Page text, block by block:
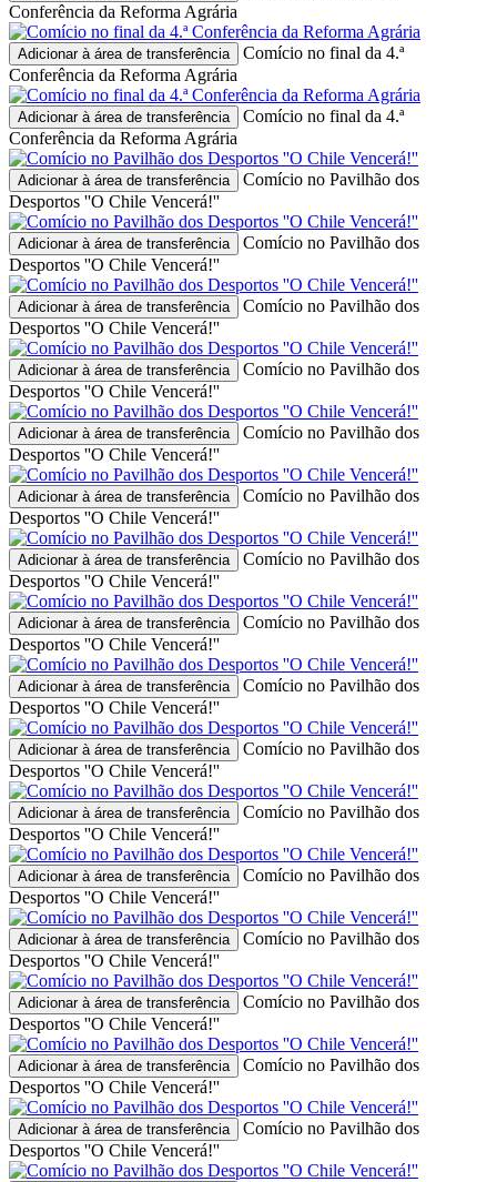
Conferência da Reforma Agrária
Adicionar à área de transferência
Comício no final da 4.ª
Conferência da Reforma Agrária
Adicionar à área de transferência
Comício no final da 4.ª
Conferência da Reforma Agrária
Adicionar à área de transferência
Comício no Pavilhão dos
Desportos ''O Chile Vencerá!''
Adicionar à área de transferência
Comício no Pavilhão dos
Desportos ''O Chile Vencerá!''
Adicionar à área de transferência
Comício no Pavilhão dos
Desportos ''O Chile Vencerá!''
Adicionar à área de transferência
Comício no Pavilhão dos
Desportos ''O Chile Vencerá!''
Adicionar à área de transferência
Comício no Pavilhão dos
Desportos ''O Chile Vencerá!''
Adicionar à área de transferência
Comício no Pavilhão dos
Desportos ''O Chile Vencerá!''
Adicionar à área de transferência
Comício no Pavilhão dos
Desportos ''O Chile Vencerá!''
Adicionar à área de transferência
Comício no Pavilhão dos
Desportos ''O Chile Vencerá!''
Adicionar à área de transferência
Comício no Pavilhão dos
Desportos ''O Chile Vencerá!''
Adicionar à área de transferência
Comício no Pavilhão dos
Desportos ''O Chile Vencerá!''
Adicionar à área de transferência
Comício no Pavilhão dos
Desportos ''O Chile Vencerá!''
Adicionar à área de transferência
Comício no Pavilhão dos
Desportos ''O Chile Vencerá!''
Adicionar à área de transferência
Comício no Pavilhão dos
Desportos ''O Chile Vencerá!''
Adicionar à área de transferência
Comício no Pavilhão dos
Desportos ''O Chile Vencerá!''
Adicionar à área de transferência
Comício no Pavilhão dos
Desportos ''O Chile Vencerá!''
Adicionar à área de transferência
Comício no Pavilhão dos
Desportos ''O Chile Vencerá!''